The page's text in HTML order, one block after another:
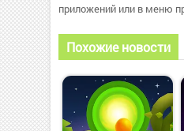
приложений или в меню
Похожие новости